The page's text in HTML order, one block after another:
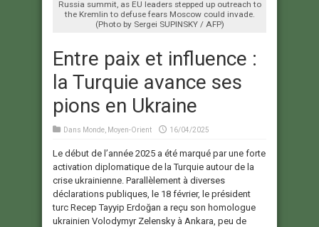
Russia summit, as EU leaders stepped up outreach to
the Kremlin to defuse fears Moscow could invade.
(Photo by Sergei SUPINSKY / AFP)
Entre paix et influence :
la Turquie avance ses
pions en Ukraine
Dans Monde Moyen-Orient 16/04/2025
Le début de l’année 2025 a été marqué par une forte
activation diplomatique de la Turquie autour de la
crise ukrainienne. Parallèlement à diverses
déclarations publiques, le 18 février, le président
turc Recep Tayyip Erdoğan a reçu son homologue
ukrainien Volodymyr Zelensky à Ankara, peu de